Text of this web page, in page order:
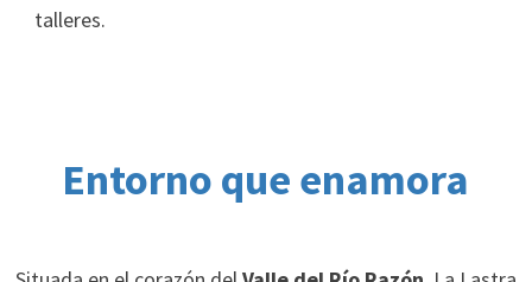
talleres.
Entorno que enamora